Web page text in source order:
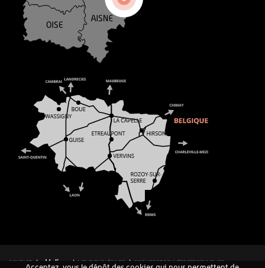
CONTACT MENTIONS LÉGALES COOKIES ET DONNÉES PERSONNELLES